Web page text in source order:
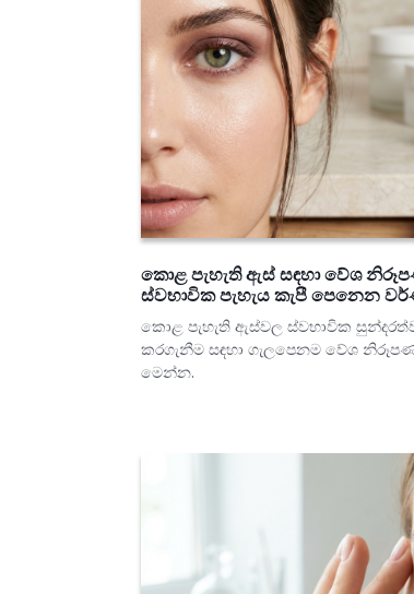
කොළ පැහැති ඇස් සඳහා වේශ
ස්වභාවික පැහැය කැපී පෙනෙන
කොළ පැහැති ඇස්වල ස්වභාවික
කරගැනීම සඳහා ගැලපෙනම වේශ
මෙන්න.